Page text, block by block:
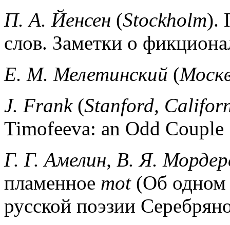
П. А. Йенсен (Stockholm).
слов. Заметки о
Е. М. Мелетинский (
J. Frank(Stanford,
Timofeeva: an Odd Couple
Г. Г. Амелин, В. Я.
пламенное mot (Об одном
русской поэзии